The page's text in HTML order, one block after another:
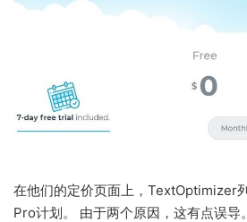
在他们的定价页面上，TextOptimizer
Pro计划。 由于两个原因，这有点误导